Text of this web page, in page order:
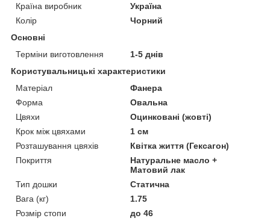
Країна виробник
Україна
Колір
Чорний
Основні
Терміни виготовлення
1-5 днів
Користувальницькі характеристики
Матеріал
Фанера
Форма
Овальна
Цвяхи
Оцинковані (жовті)
Крок між цвяхами
1 см
Розташування цвяхів
Квітка життя (Гексагон)
Покриття
Натуральне масло +
Матовий лак
Тип дошки
Статична
Вага (кг)
1.75
Розмір стопи
до 46